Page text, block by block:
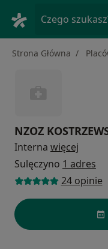
Czego
Strona Główna
NZOZ
Interna więcej
Sulęczyno 1 adres
24 opinie